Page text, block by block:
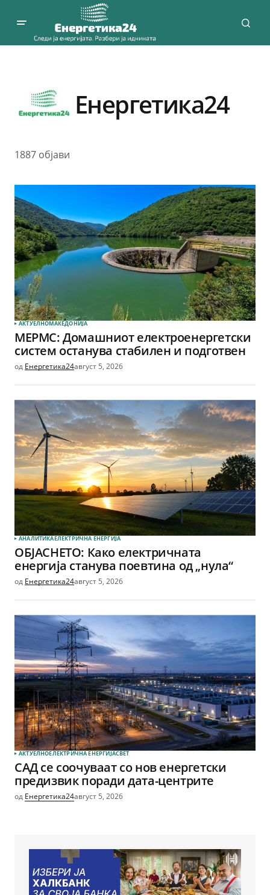
Енергетика24
1887 објави
АКТУЕЛНОМАКЕДОНИЈА
МЕРМС: Домашниот електроенергетски
систем останува стабилен и подготвен
од Енергетика24август 5, 2026
АНАЛИТИКАЕЛЕКТРИЧНА ЕНЕРГИЈА
ОБЈАСНЕТО: Како електричната
енергија станува поевтина од „нула“
од Енергетика24август 5, 2026
АКТУЕЛНОЕЛЕКТРИЧНА ЕНЕРГИЈАСВЕТ
САД се соочуваат со нов енергетски
предизвик поради дата-центрите
од Енергетика24август 5, 2026